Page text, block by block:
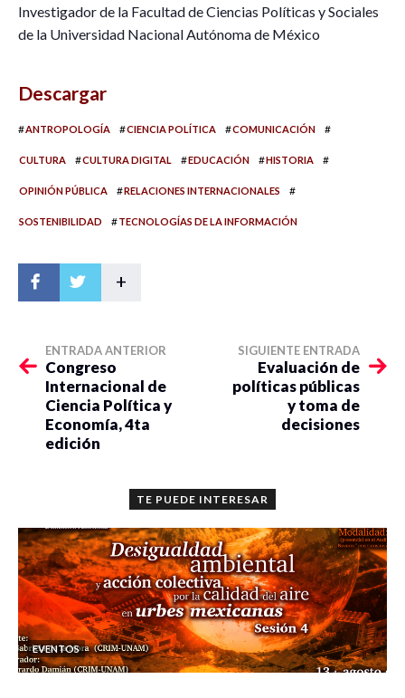
Investigador de la Facultad de Ciencias Políticas y Sociales
de la Universidad Nacional Autónoma de México
Descargar
#ANTROPOLOGÍA #CIENCIA POLÍTICA #COMUNICACIÓN #
CULTURA #CULTURA DIGITAL #EDUCACIÓN #HISTORIA #
OPINIÓN PÚBLICA #RELACIONES INTERNACIONALES #
SOSTENIBILIDAD #TECNOLOGÍAS DE LA INFORMACIÓN
+
ENTRADA ANTERIOR
Congreso
Internacional de
Ciencia Política y
Economía, 4ta
edición
SIGUIENTE ENTRADA
Evaluación de
políticas públicas
y toma de
decisiones
TE PUEDE INTERESAR
EVENTOS